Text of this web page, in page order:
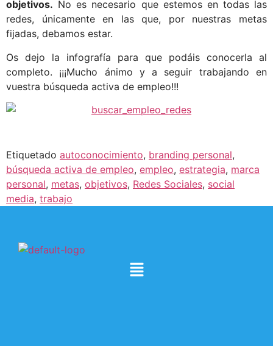
objetivos. No es necesario que estemos en todas las
redes, únicamente en las que, por nuestras metas
fijadas, debamos estar.
Os dejo la infografía para que podáis conocerla al
completo. ¡¡¡Mucho ánimo y a seguir trabajando en
vuestra búsqueda activa de empleo!!!
Etiquetado autoconocimiento, branding personal,
búsqueda activa de empleo, empleo, estrategia, marca
personal, metas, objetivos, Redes Sociales, social
media, trabajo